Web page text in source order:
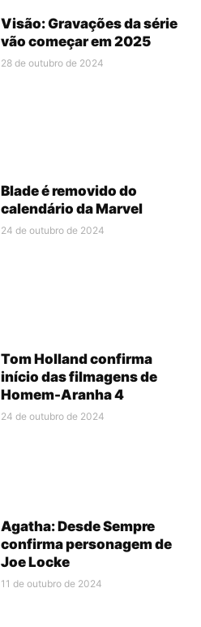
Visão: Gravações da série
vão começar em 2025
28 de outubro de 2024
Blade é removido do
calendário da Marvel
24 de outubro de 2024
Tom Holland confirma
início das filmagens de
Homem-Aranha 4
24 de outubro de 2024
Agatha: Desde Sempre
confirma personagem de
Joe Locke
11 de outubro de 2024